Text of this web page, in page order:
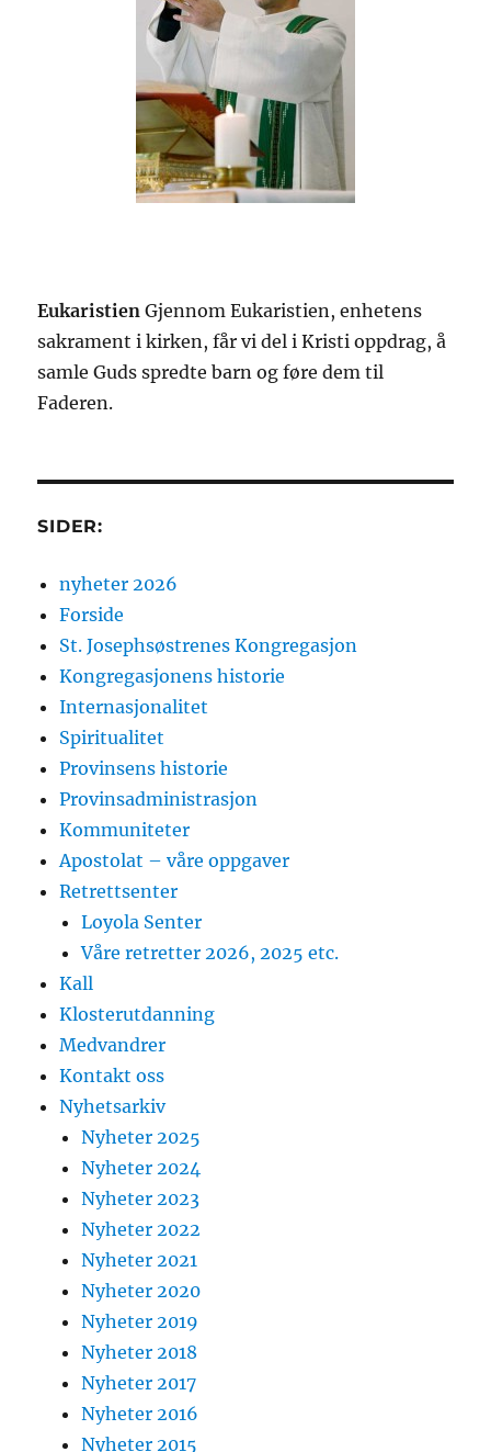
EukaristienGjennom Eukaristien, enhetens
sakrament i kirken, får vi del i Kristi oppdrag, å
samle Guds spredte barn og føre dem til
Faderen.
SIDER:
nyheter 2026
Forside
St. Josephsøstrenes Kongregasjon
Kongregasjonens historie
Internasjonalitet
Spiritualitet
Provinsens historie
Provinsadministrasjon
Kommuniteter
Apostolat – våre oppgaver
Retrettsenter
Loyola Senter
Våre retretter 2026, 2025 etc.
Kall
Klosterutdanning
Medvandrer
Kontakt oss
Nyhetsarkiv
Nyheter 2025
Nyheter 2024
Nyheter 2023
Nyheter 2022
Nyheter 2021
Nyheter 2020
Nyheter 2019
Nyheter 2018
Nyheter 2017
Nyheter 2016
Nyheter 2015